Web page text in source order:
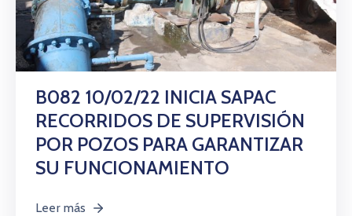
B082 10/02/22 INICIA SAPAC
RECORRIDOS DE SUPERVISIÓN
POR POZOS PARA GARANTIZAR
SU FUNCIONAMIENTO
Leer más